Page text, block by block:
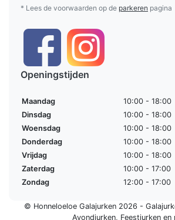
* Lees de voorwaarden op de parkeren pagina
Openingstijden
Maandag
10:00 - 18:00
Dinsdag
10:00 - 18:00
Woensdag
10:00 - 18:00
Donderdag
10:00 - 18:00
Vrijdag
10:00 - 18:00
Zaterdag
10:00 - 17:00
Zondag
12:00 - 17:00
© Honneloeloe Galajurken 2026 -
Avondjurken, Feestjurkenen